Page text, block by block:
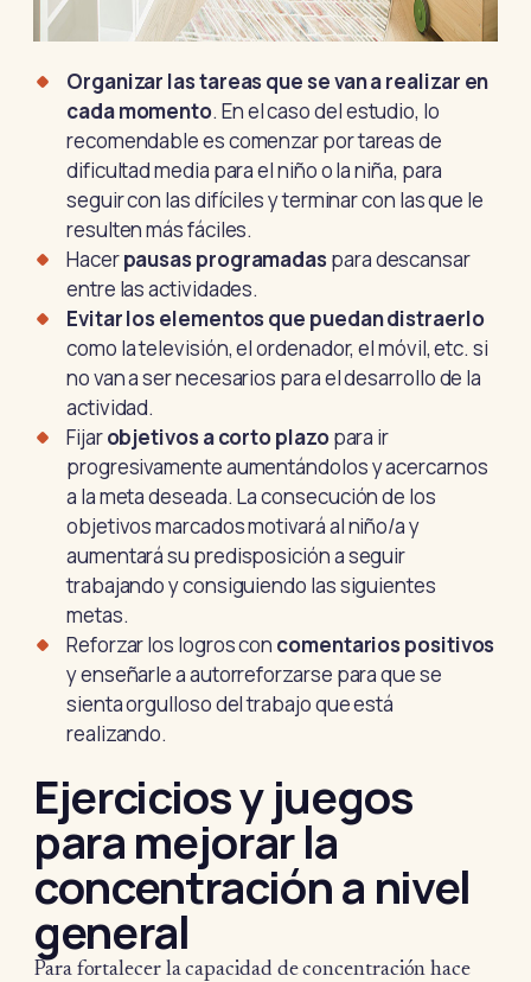
Organizar las tareas que se van a realizar en
cada momento. En el caso del estudio, lo
recomendable es comenzar por tareas de
dificultad media para el niño o la niña, para
seguir con las difíciles y terminar con las que le
resulten más fáciles.
Hacerpausas programadas para descansar
entre las actividades.
Evitar los elementos que puedan distraerlo
como la televisión, el ordenador, el móvil, etc. si
no van a ser necesarios para el desarrollo de la
actividad.
Fijarobjetivos a corto plazopara ir
progresivamente aumentándolos y acercarnos
a la meta deseada. La consecución de los
objetivos marcados motivará al niño/a y
aumentará su predisposición a seguir
trabajando y consiguiendo las siguientes
metas.
Reforzar los logros con comentarios positivos
y enseñarle a autorreforzarse para que se
sienta orgulloso del trabajo que está
realizando.
Ejercicios y juegos
para mejorar la
concentración a nivel
general
Para fortalecer la capacidad de concentración hace